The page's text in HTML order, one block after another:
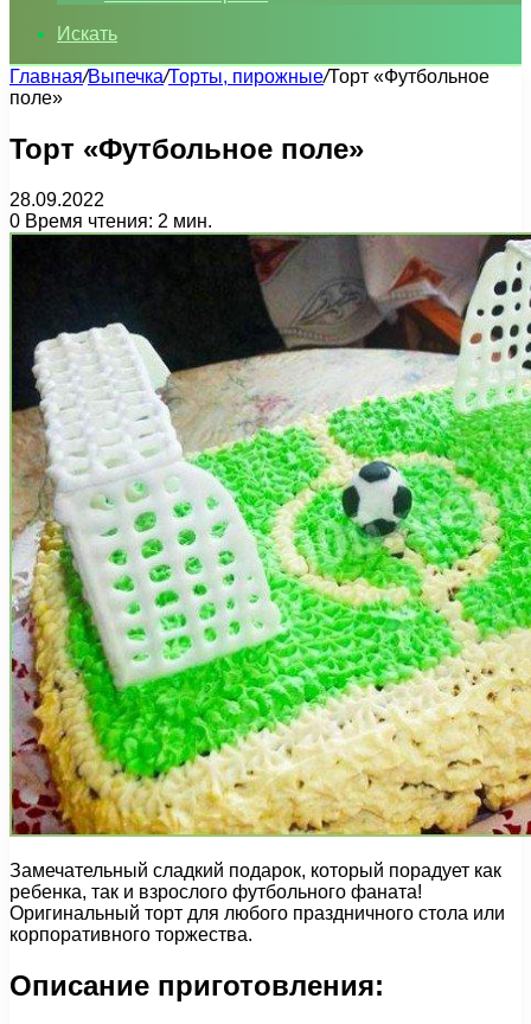
Искать
Главная/Выпечка/Торты, пирожные/Торт «Футбольное
поле»
Торт «Футбольное поле»
28.09.2022
0 Время чтения: 2 мин.
Замечательный сладкий подарок, который порадует как
ребенка, так и взрослого футбольного фаната!
Оригинальный торт для любого праздничного стола или
корпоративного торжества.
Описание приготовления: